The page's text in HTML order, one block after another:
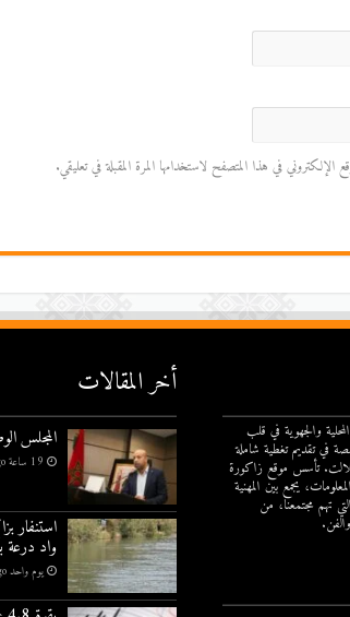
في هذا المتصفح لاستخدامها المرة المقبلة في تعليقي.
والجهوية في قلب
في تقديم تغطية شاملة
تأسس موقع زاكورة
يجمع بين المهنية
تهم مجتمعنا، من
أخر المقالات
المجلس
19 ساعة ago
استنفار
واد درعة
يوم واحد ago